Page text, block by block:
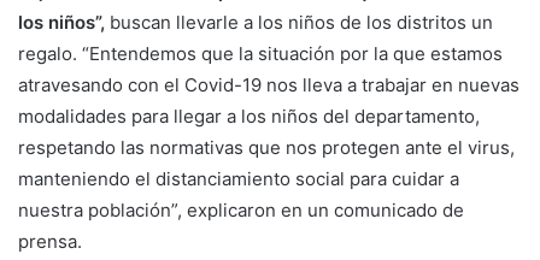
los niños”, buscan llevarle a los niños de los distritos un
regalo. “Entendemos que la situación por la que estamos
atravesando con el Covid-19 nos lleva a trabajar en nuevas
modalidades para llegar a los niños del departamento,
respetando las normativas que nos protegen ante el virus,
manteniendo el distanciamiento social para cuidar a
nuestra población”, explicaron en un comunicado de
prensa.